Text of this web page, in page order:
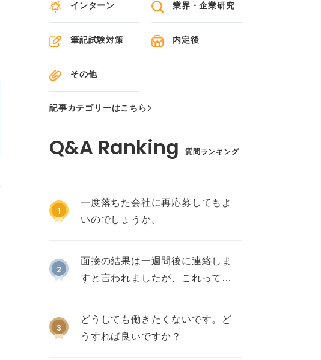
インターン 業界・企業研究
筆記試験対策 内定後
その他
記事カテゴリーはこちら
質問ランキング
1
一度落ちた会社に再応募してもよ
いのでしょうか。
2
面接の結果は一週間後に連絡しま
すと言われましたが、これって不
3
どうしても働きたくないです。ど
うすれば良いですか？